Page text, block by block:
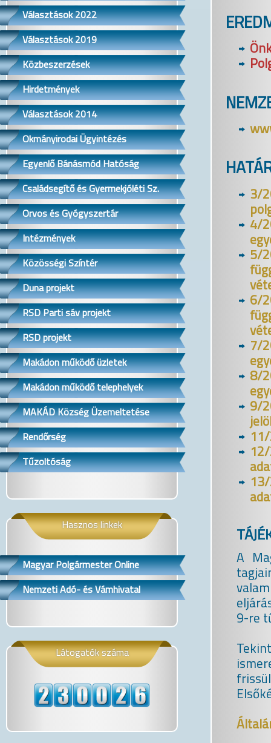
Választások 2022
Választások 2019
Közbeszerzések
Hirdetmények
Választások 2014
Okmányirodai Ügyintézés
Egyenlő Bánásmód Hatóság
Családsegítő és Gyermekjóléti Sz.
Orvos és Gyógyszertár
Intézmények
Közösségi Színtér
Duna projekt
RSD Parti sáv projekt
RSD projekt
Makádon működő üzletek
Makádon működő telephelyek
MAKÁD Község Üzemeltetése
Rendőrség
Tűzoltóság
Hasznos linkek
Magyar Polgármester Online
Nemzeti Adó- és Vámhivatal
Látogatók száma
3/
4/
5/
6/
7/
8/
9/
A
9-re